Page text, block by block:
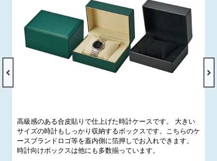
高級感のある合皮貼りで仕上げた時計ケースです。 大きい
サイズの時計もしっかり収納するボックスです。こちらのケ
ースブランドロゴ等を蓋内側に箔押しでお入れできます。
時計向けボックスは他にも多数揃っています。